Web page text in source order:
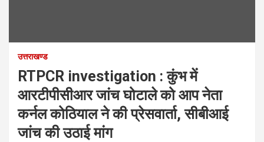
उत्तराखण्ड
RTPCR investigation : कुंभ में
आरटीपीसीआर जांच घोटाले को आप नेता
कर्नल कोठियाल ने की प्रेसवार्ता, सीबीआई
जांच की उठाई मांग